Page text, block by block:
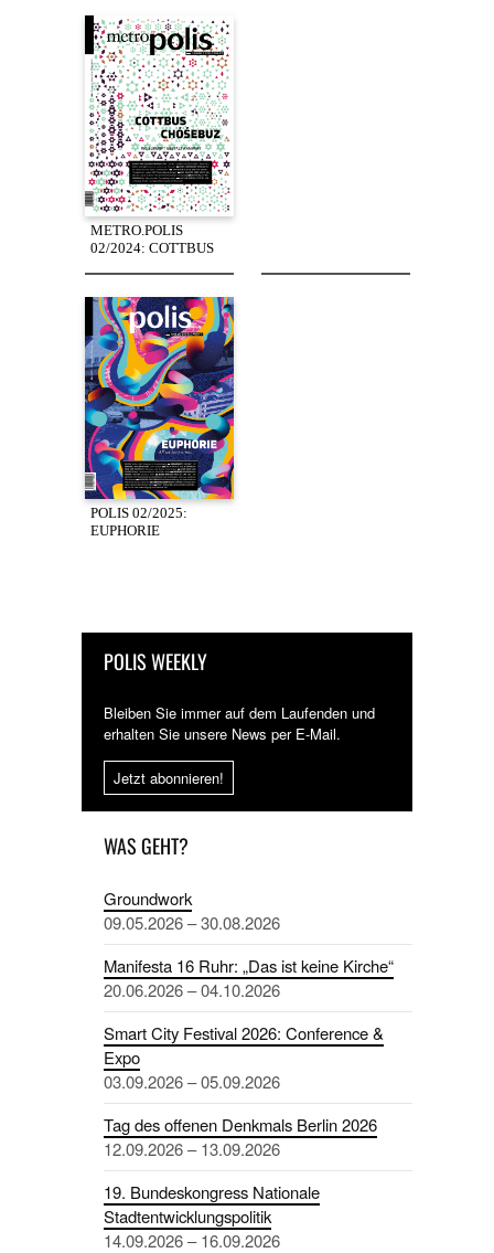
METRO.POLIS
02/2024: COTTBUS
POLIS 02/2025:
EUPHORIE
POLIS WEEKLY
Bleiben Sie immer auf dem Laufenden und
erhalten Sie unsere News per E-Mail.
Jetzt abonnieren!
WAS GEHT?
Groundwork
09.05.2026 – 30.08.2026
Manifesta 16 Ruhr: „Das ist keine Kirche“
20.06.2026 – 04.10.2026
Smart City Festival 2026: Conference &
Expo
03.09.2026 – 05.09.2026
Tag des offenen Denkmals Berlin 2026
12.09.2026 – 13.09.2026
19. Bundeskongress Nationale
Stadtentwicklungspolitik
14.09.2026 – 16.09.2026